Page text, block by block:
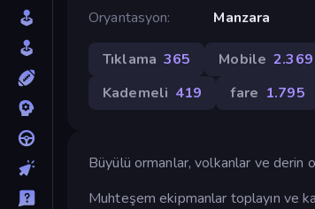
Oryantasyon
Manzara
Tıklama 365 Mobile 2.369
Kademeli 419 fare 1.795
Büyülü ormanlar, volkanlar ve derin
Muhteşem ekipmanlar toplayın ve